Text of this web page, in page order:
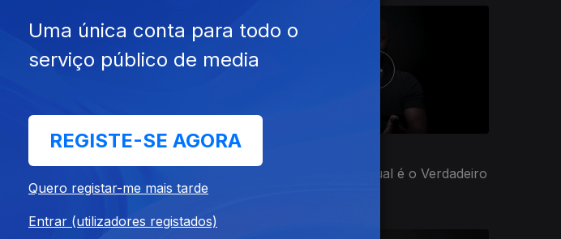
Ep. 23 13 fev. 2026
Ângelo Torres - Qual é o Verdadeiro
Uma única conta para todo o
serviço público de media
REGISTE-SE AGORA
Quero registar-me mais tarde
Entrar (utilizadores registados)